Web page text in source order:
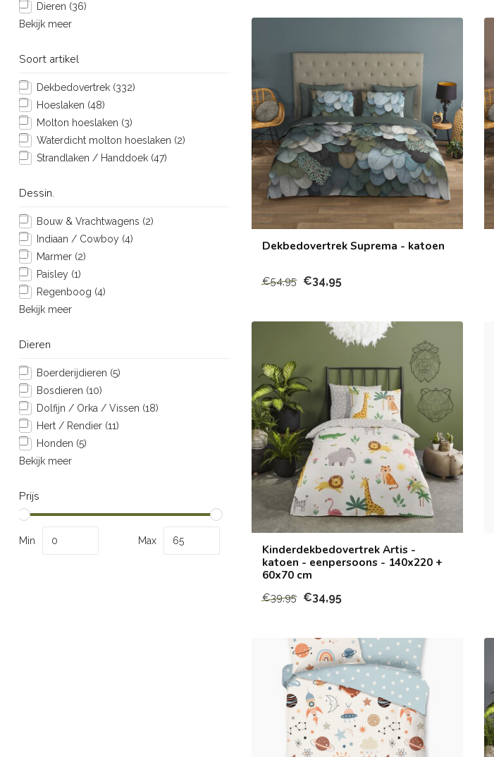
Dieren (36)
Bekijk meer
Soort artikel
Dekbedovertrek (332)
Hoeslaken (48)
Molton hoeslaken (3)
Waterdicht molton hoeslaken (2)
Strandlaken / Handdoek (47)
Dessin.
Bouw & Vrachtwagens (2)
Indiaan / Cowboy (4)
Marmer (2)
Paisley (1)
Regenboog (4)
Bekijk meer
Dieren
Boerderijdieren (5)
Bosdieren (10)
Dolfijn / Orka / Vissen (18)
Hert / Rendier (11)
Honden (5)
Bekijk meer
Prijs
Min Max
Dekbedovertrek Suprema - katoen
€54,95 €34,95
Kinderdekbedovertrek Artis -
katoen - eenpersoons - 140x220 +
60x70 cm
€39,95 €34,95